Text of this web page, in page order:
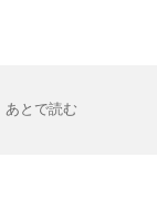
あとで読む